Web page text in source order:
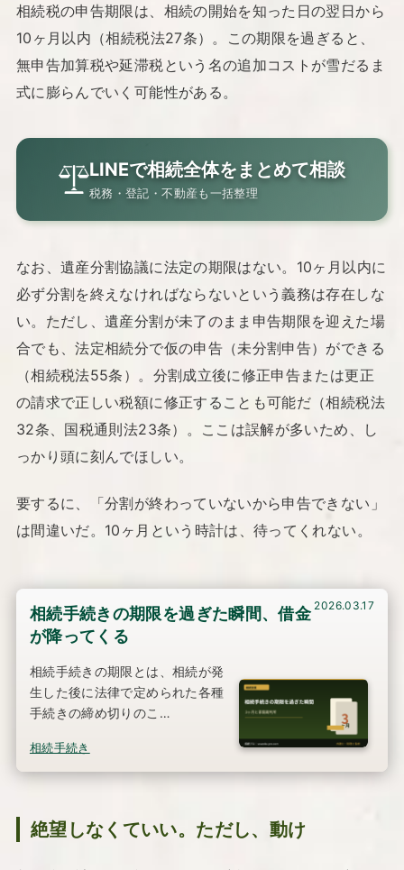
相続税の申告期限は、相続の開始を知った日の翌日から
10ヶ月以内（相続税法27条）。この期限を過ぎると、
無申告加算税や延滞税という名の追加コストが雪だるま
式に膨らんでいく可能性がある。
LINEで相続全体をまとめて相談
税務・登記・不動産も一括整理
なお、遺産分割協議に法定の期限はない。10ヶ月以内に
必ず分割を終えなければならないという義務は存在しな
い。ただし、遺産分割が未了のまま申告期限を迎えた場
合でも、法定相続分で仮の申告（未分割申告）ができる
（相続税法55条）。分割成立後に修正申告または更正
の請求で正しい税額に修正することも可能だ（相続税法
32条、国税通則法23条）。ここは誤解が多いため、し
っかり頭に刻んでほしい。
要するに、「分割が終わっていないから申告できない」
は間違いだ。10ヶ月という時計は、待ってくれない。
相続手続きの期限を過ぎた瞬間、借金
が降ってくる
相続手続きの期限とは、相続が発
生した後に法律で定められた各種
手続きの締め切りのこ…
相続手続き
2026.03.17
絶望しなくていい。ただし、動け